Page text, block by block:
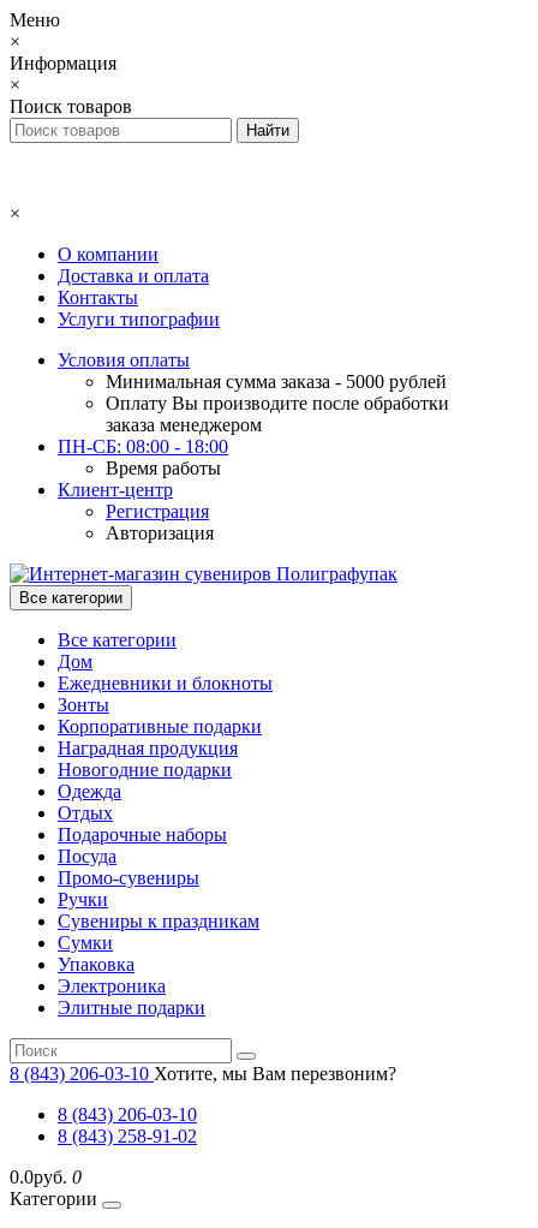
Меню
×
Информация
×
Поиск товаров
×
О компании
Доставка и оплата
Контакты
Услуги типографии
Условия оплаты
Минимальная сумма заказа - 5000 рублей
Оплату Вы производите после обработки
заказа менеджером
ПН-СБ: 08:00 - 18:00
Время работы
Клиент-центр
Регистрация
Авторизация
Все категории
Все категории
Дом
Ежедневники и блокноты
Зонты
Корпоративные подарки
Наградная продукция
Новогодние подарки
Одежда
Отдых
Подарочные наборы
Посуда
Промо-сувениры
Ручки
Сувениры к праздникам
Сумки
Упаковка
Электроника
Элитные подарки
8 (843) 206-03-10 Хотите, мы Вам перезвоним?
8 (843) 206-03-10
8 (843) 258-91-02
0.0руб. 0
Категории